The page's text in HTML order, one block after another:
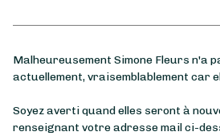
Malheureusement Simone Fleurs n'a
actuellement, vraisemblablement car
Soyez averti quand elles seront à
renseignant votre adresse mail ci-